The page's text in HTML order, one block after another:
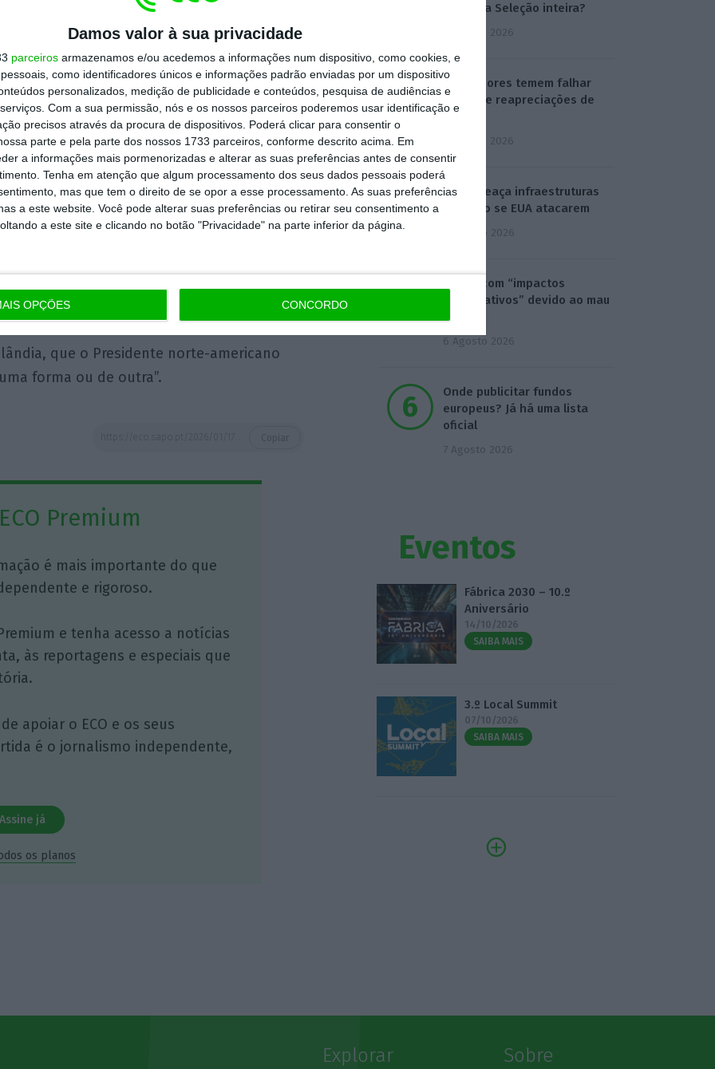
Damos valor à sua privacidade
parceiros armazenamos e/ou acedemos a informações num dispositivo, como cookies, e
como identificadores únicos e informações padrão enviadas por um dispositivo
personalizados, medição de publicidade e conteúdos, pesquisa de audiências e
Com a sua permissão, nós e os nossos parceiros poderemos usar identificação e
precisos através da procura de dispositivos. Poderá clicar para consentir o
parte e pela parte dos nossos 1733 parceiros, conforme descrito acima. Em
a informações mais pormenorizadas e alterar as suas preferências antes de consentir
Tenha em atenção que algum processamento dos seus dados pessoais poderá
mas que tem o direito de se opor a esse processamento. As suas preferências
a este website. Você pode alterar suas preferências ou retirar seu consentimento a
a este site e clicando no botão "Privacidade" na parte inferior da página.
OPÇÕES CONCORDO
que “as preocupações de segurança
resolvidas num local próprio, que é
Estados Unidos e a Dinamarca. Se é um
segurança coletivae devemos responder
a França e a Alemanha, mas não os
de soldados para a Gronelândia para
exercícios em clima frio no Ártico.
reconhecimento ocorre num contexto de
que o Presidente norte-americano
forma ou de outra”.
Premium
é mais importante do que
e rigoroso.
e tenha acesso a notícias
às reportagens e especiais que
apoiar o ECO e os seus
é o jornalismo independente,
Assine já
os planos
do que a Seleção inteira?
5 Agosto 2026
Professores temem falhar
prazo de reapreciações de
5 Agosto 2026
Irão ameaça infraestruturas
do Golfo se EUA atacarem
6 Agosto 2026
Praias com “impactos
significativos” devido ao mau
tempo
6 Agosto 2026
Onde publicitar fundos
europeus? Já há uma lista
oficial
7 Agosto 2026
Eventos
Fábrica 2030 – 10.º
Aniversário
14/10/2026
SAIBA MAIS
3.º Local Summit
07/10/2026
SAIBA MAIS
Explorar Sobre